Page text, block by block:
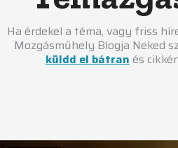
Ha érdekel a téma, vagy friss
Mozgásműhely Blogja Neked
küldd el bátran és